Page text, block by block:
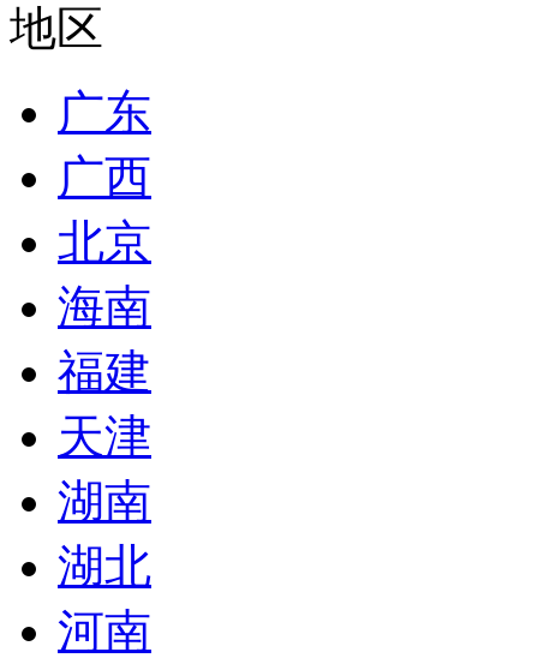
地区
广东
广西
北京
海南
福建
天津
湖南
湖北
河南